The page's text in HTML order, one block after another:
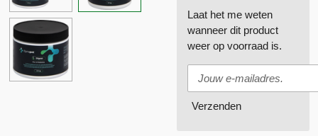
Laat het me weten
wanneer dit product
weer op voorraad is.
Verzenden